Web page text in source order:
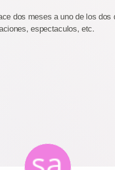
dos meses a uno de los dos
espectaculos, etc.